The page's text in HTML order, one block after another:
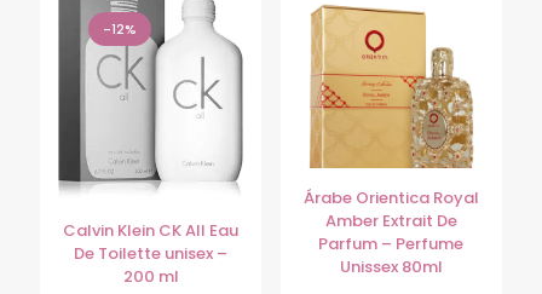
-12%
Calvin Klein CK All Eau
De Toilette unisex –
200 ml
Árabe Orientica Royal
Amber Extrait De
Parfum – Perfume
Unissex 80ml